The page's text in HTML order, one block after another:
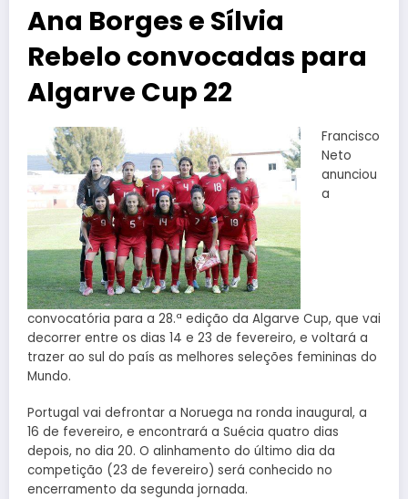
Ana Borges e Sílvia
Rebelo convocadas para
Algarve Cup 22
Francisco
Neto
anunciou
a
convocatória para a 28.ª edição da Algarve Cup, que vai
decorrer entre os dias 14 e 23 de fevereiro, e voltará a
trazer ao sul do país as melhores seleções femininas do
Mundo.
Portugal vai defrontar a Noruega na ronda inaugural, a
16 de fevereiro, e encontrará a Suécia quatro dias
depois, no dia 20. O alinhamento do último dia da
competição (23 de fevereiro) será conhecido no
encerramento da segunda jornada.